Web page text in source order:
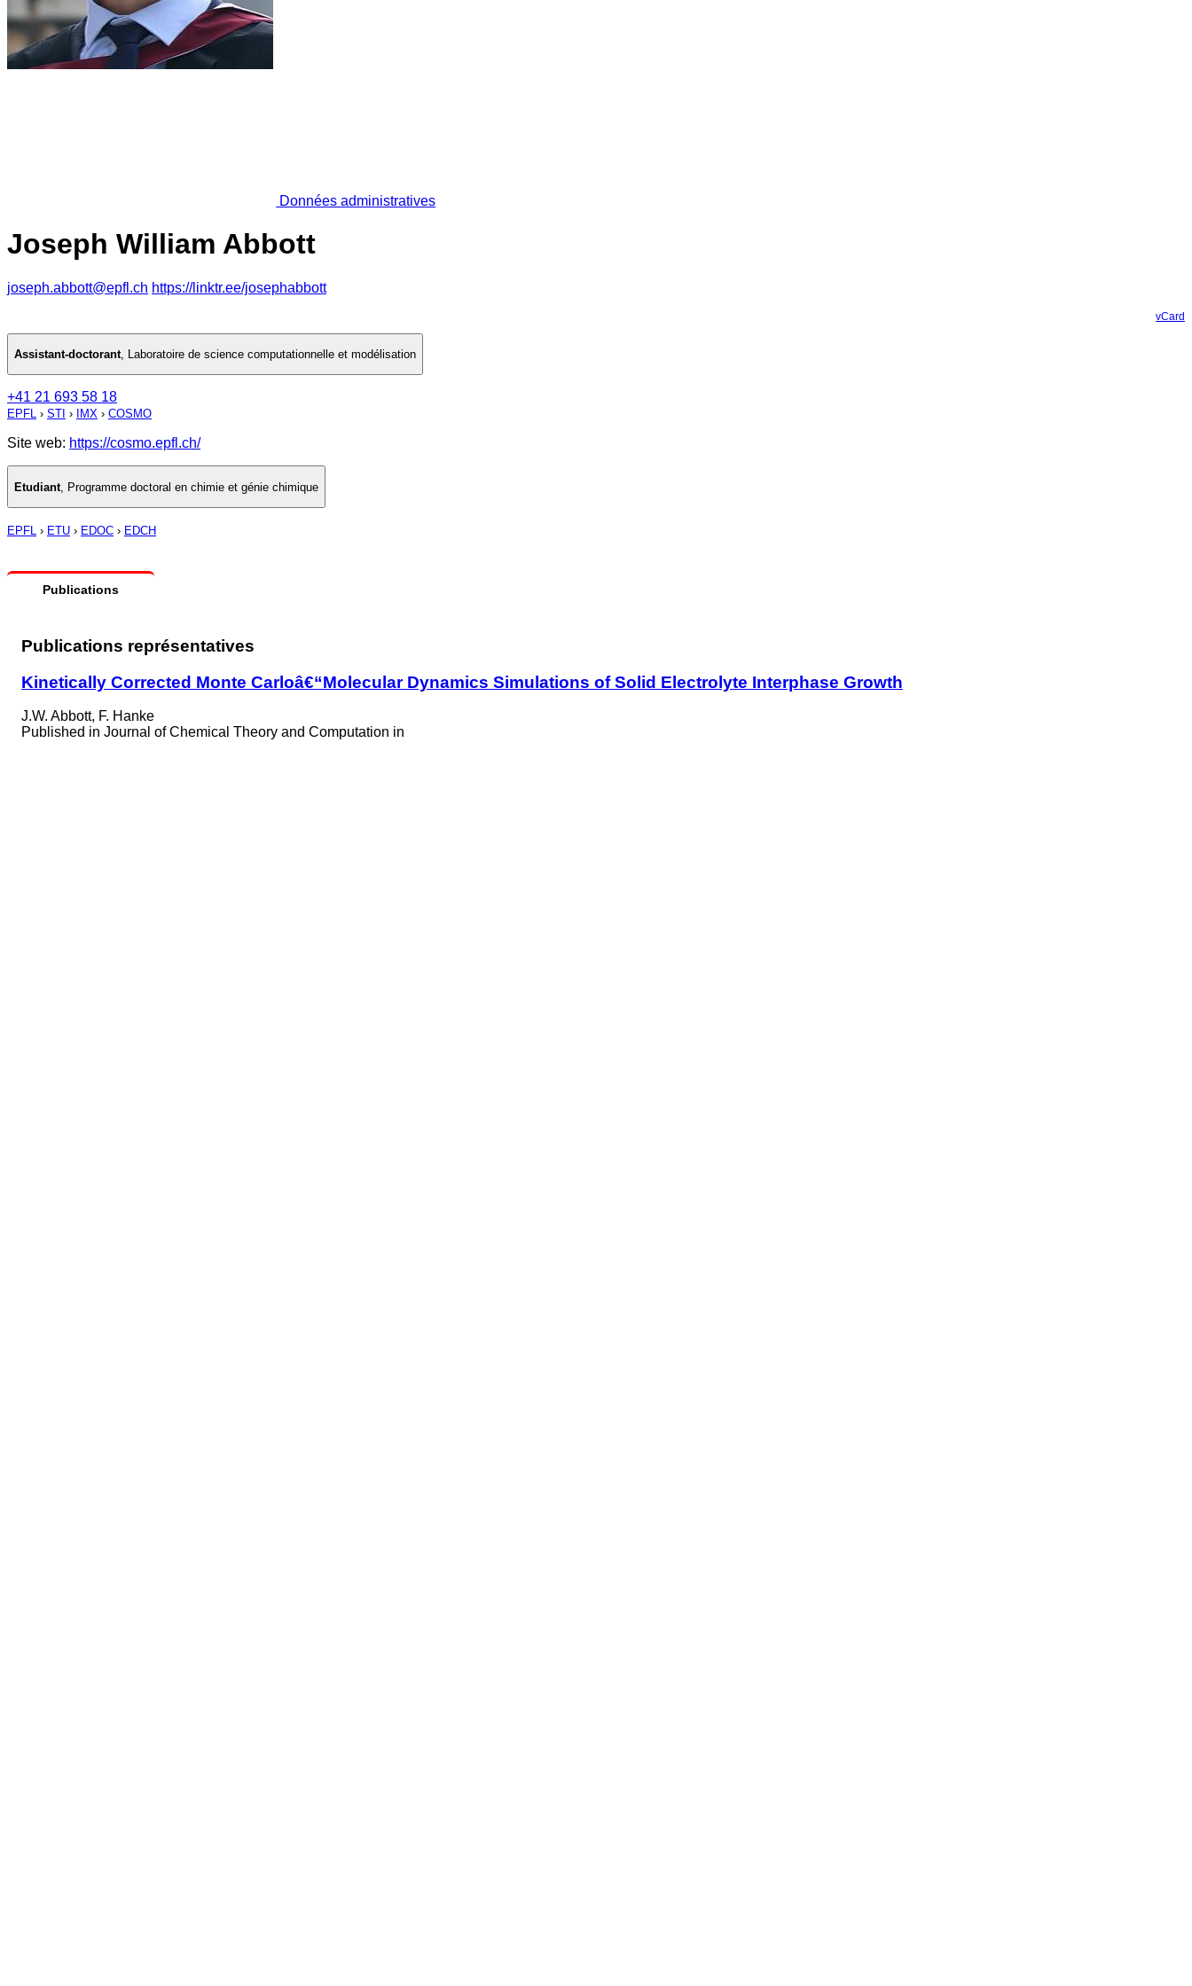
Données administratives
Joseph William Abbott
joseph.abbott@epfl.ch https://linktr.ee/josephabbott
vCard
Assistant-doctorant, Laboratoire de science computationnelle et modélisation
+41 21 693 58 18
EPFL › STI › IMX › COSMO
Site web: https://cosmo.epfl.ch/
Etudiant Programme doctoral en chimie et génie chimique
EPFL › ETU › EDOC › EDCH
Publications
Publications représentatives
Kinetically Corrected Monte Carloâ€“Molecular Dynamics Simulations of Solid Electrolyte Interphase Growth
J.W. Abbott, F. Hanke
Published in Journal of Chemical Theory and Computation in